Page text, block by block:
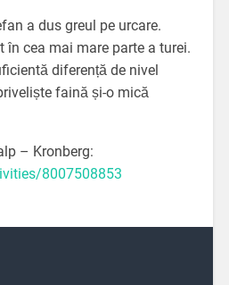
a dus greul pe urcare.
cea mai mare parte a turei.
diferență de nivel
faină și-o mică
– Kronberg:
8007508853